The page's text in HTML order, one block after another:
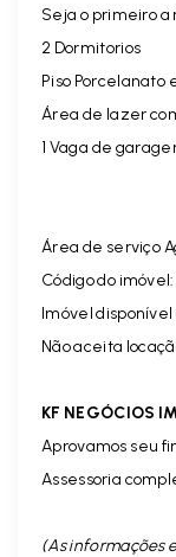
Seja o primeiro
2 Dormitorios
Piso Porcelanato
Área de lazer
1 Vaga de
Área de serviço
Código do imóvel:
Imóvel
Não aceita
KF NEGÓCIOS
Aprovamos seu
Assessoria
(As informações